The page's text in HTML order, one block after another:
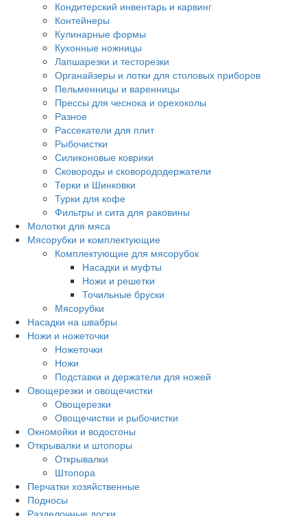
Кондитерский инвентарь и карвинг
Контейнеры
Кулинарные формы
Кухонные ножницы
Лапшарезки и тесторезки
Органайзеры и лотки для столовых приборов
Пельменницы и варенницы
Прессы для чеснока и орехоколы
Разное
Рассекатели для плит
Рыбочистки
Силиконовые коврики
Сковороды и сковорододержатели
Терки и Шинковки
Турки для кофе
Фильтры и сита для раковины
Молотки для мяса
Мясорубки и комплектующие
Комплектующие для мясорубок
Насадки и муфты
Ножи и решетки
Точильные бруски
Мясорубки
Насадки на швабры
Ножи и ножеточки
Ножеточки
Ножи
Подставки и держатели для ножей
Овощерезки и овощечистки
Овощерезки
Овощечистки и рыбочистки
Окномойки и водосгоны
Открывалки и штопоры
Открывалки
Штопора
Перчатки хозяйственные
Подносы
Разделочные доски